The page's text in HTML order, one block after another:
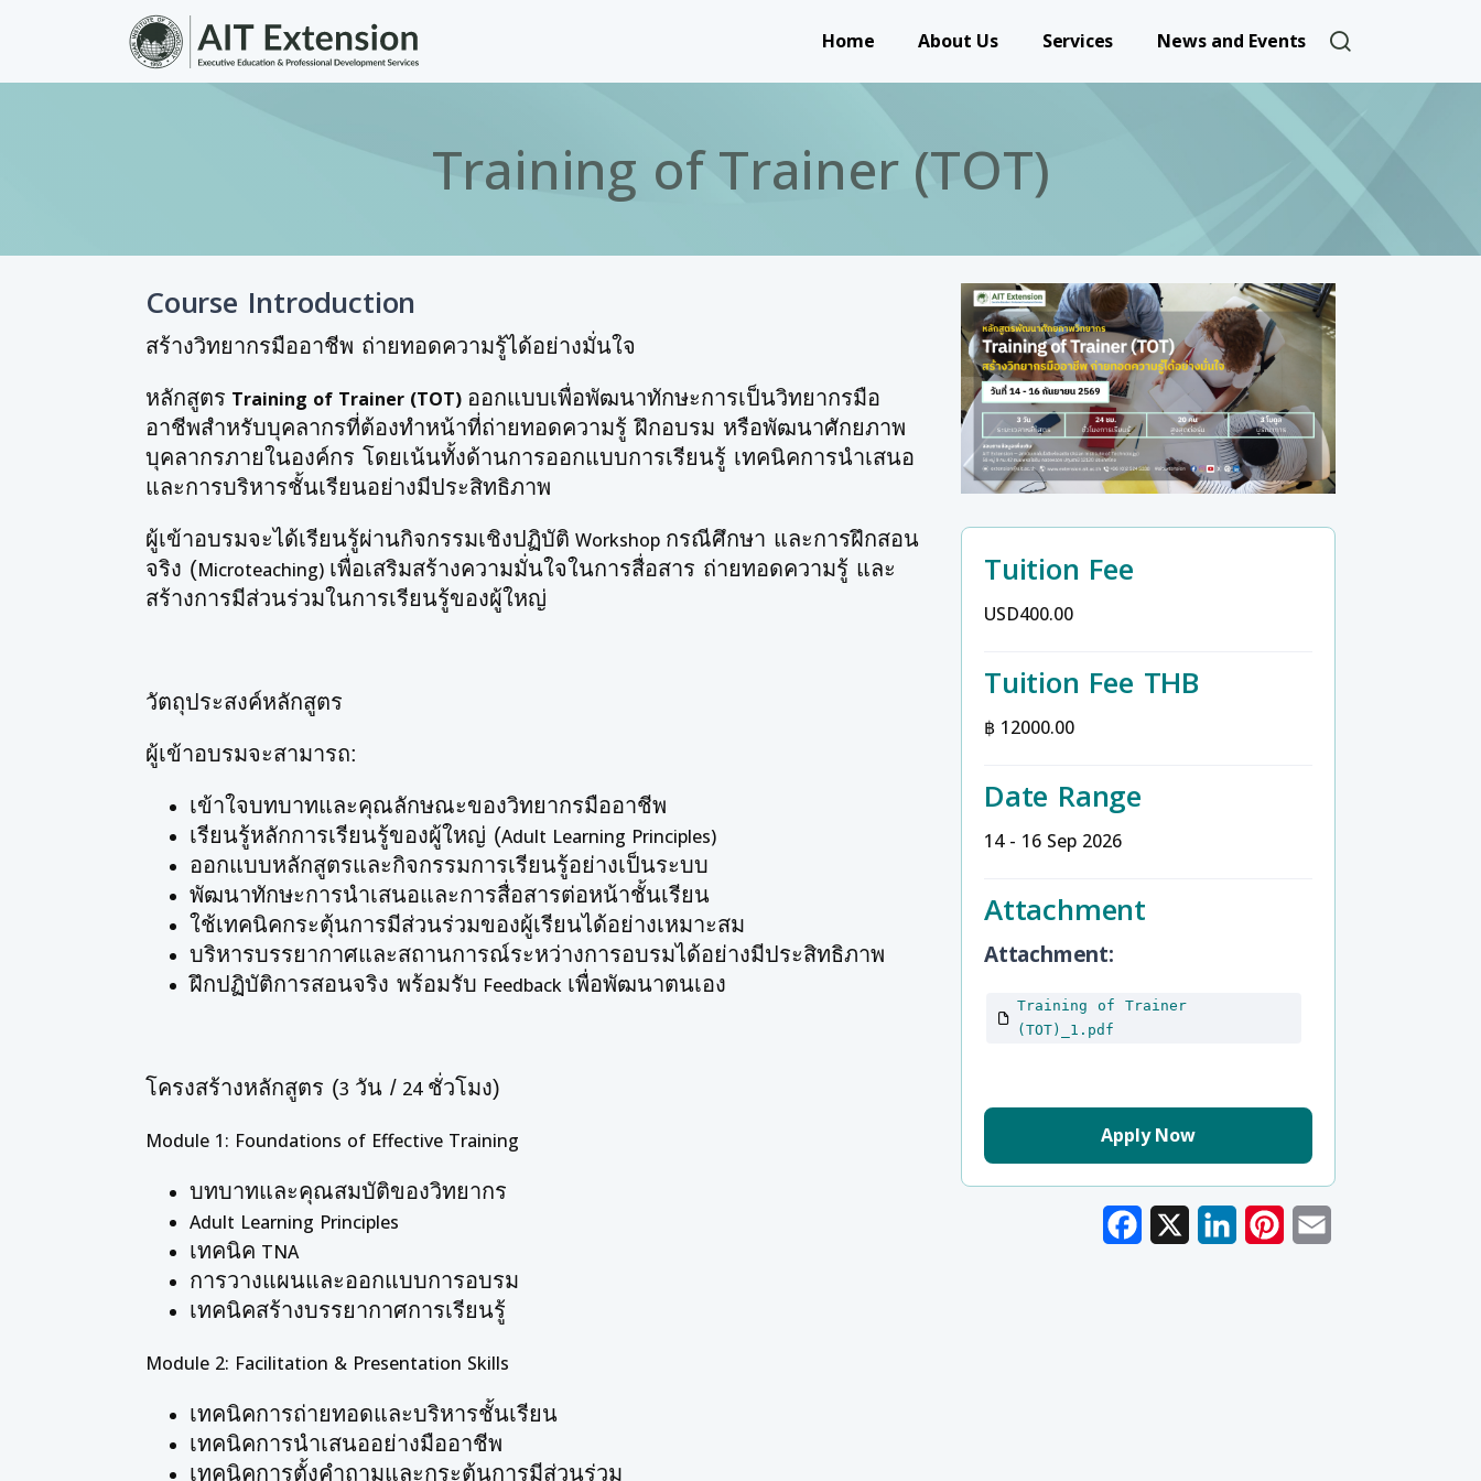
Skip to main content
Home About Us Services News and Events User account
Training of Trainer (TOT)
Course Introduction
สร้างวิทยากรมืออาชีพ ถ่ายทอดความรู้ได้อย่างมั่นใจ
หลักสูตร Training of Trainer (TOT) ออกแบบเพื่อพัฒนาทักษะการเป็นวิทยากรมือ
อาชีพสำหรับบุคลากรที่ต้องทำหน้าที่ถ่ายทอดความรู้ ฝึกอบรม หรือพัฒนาศักยภาพ
บุคลากรภายในองค์กร โดยเน้นทั้งด้านการออกแบบการเรียนรู้ เทคนิคการนำเสนอ
และการบริหารชั้นเรียนอย่างมีประสิทธิภาพ
ผู้เข้าอบรมจะได้เรียนรู้ผ่านกิจกรรมเชิงปฏิบัติ Workshop กรณีศึกษา และการฝึกสอน
จริง (Microteaching) เพื่อเสริมสร้างความมั่นใจในการสื่อสาร ถ่ายทอดความรู้ และ
สร้างการมีส่วนร่วมในการเรียนรู้ของผู้ใหญ่
วัตถุประสงค์หลักสูตร
ผู้เข้าอบรมจะสามารถ:
เข้าใจบทบาทและคุณลักษณะของวิทยากรมืออาชีพ
เรียนรู้หลักการเรียนรู้ของผู้ใหญ่ (Adult Learning Principles)
ออกแบบหลักสูตรและกิจกรรมการเรียนรู้อย่างเป็นระบบ
พัฒนาทักษะการนำเสนอและการสื่อสารต่อหน้าชั้นเรียน
ใช้เทคนิคกระตุ้นการมีส่วนร่วมของผู้เรียนได้อย่างเหมาะสม
บริหารบรรยากาศและสถานการณ์ระหว่างการอบรมได้อย่างมีประสิทธิภาพ
ฝึกปฏิบัติการสอนจริง พร้อมรับ Feedback เพื่อพัฒนาตนเอง
โครงสร้างหลักสูตร (3 วัน / 24 ชั่วโมง)
Module 1: Foundations of Effective Training
บทบาทและคุณสมบัติของวิทยากร
Adult Learning Principles
เทคนิค TNA
การวางแผนและออกแบบการอบรม
เทคนิคสร้างบรรยากาศการเรียนรู้
Module 2: Facilitation & Presentation Skills
เทคนิคการถ่ายทอดและบริหารชั้นเรียน
เทคนิคการนำเสนออย่างมืออาชีพ
เทคนิคการตั้งคำถามและกระตุ้นการมีส่วนร่วม
Tuition Fee
USD400.00
Tuition Fee THB
฿ 12000.00
Date Range
14 - 16 Sep 2026
Attachment
Attachment
Training of Trainer
(TOT)_1.pdf
Apply Now
Facebook LinkedInPinterest